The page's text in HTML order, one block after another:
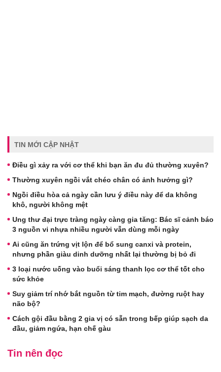
TIN MỚI CẬP NHẬT
Điều gì xảy ra với cơ thể khi bạn ăn đu đủ thường xuyên?
Thường xuyên ngồi vắt chéo chân có ảnh hưởng gì?
Ngồi điều hòa cả ngày cần lưu ý điều này để da không
khô, người không mệt
Ung thư đại trực tràng ngày càng gia tăng: Bác sĩ cảnh báo
3 nguồn vi nhựa nhiều người vẫn dùng mỗi ngày
Ai cũng ăn trứng vịt lộn để bổ sung canxi và protein,
nhưng phần giàu dinh dưỡng nhất lại thường bị bỏ đi
3 loại nước uống vào buổi sáng thanh lọc cơ thể tốt cho
sức khỏe
Suy giảm trí nhớ bắt nguồn từ tim mạch, đường ruột hay
não bộ?
Cách gội đầu bằng 2 gia vị có sẵn trong bếp giúp sạch da
đầu, giảm ngứa, hạn chế gàu
Tin nên đọc